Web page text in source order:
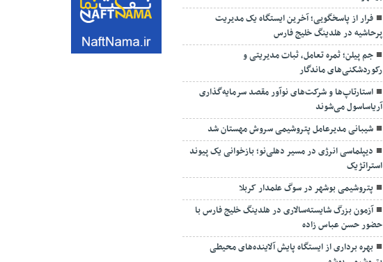
فرار از پاسخگویی؛ آخرین ایستگاه یک مدیریت
پرحاشیه در هلدینگ خلیج فارس
جم پیلن؛ ثمره تعامل، ثبات مدیریتی و
رکوردشکنی‌های ماندگار
استارتاپ‌ها و شرکت‌های نوآور مقصد سرما‌یه‌گذاری
آریاساسول می‌شوند
شیبانی مدیرعامل پتروشیمی سروش مهستان شد
دیپلماسی انرژی در مسیر دهلی‌نو؛ بازخوانی یک پیوند
استراتژیک
پتروشیمی بوشهر در سوگ علمدار کربلا
آزمون بزرگ شایسته‌سالاری در هلدینگ خلیج فارس با
حضور حسن عباس زاده
بهره برداری از ایستگاه پایش آلاینده‌های محیطی
پتروشیمی بوشهر